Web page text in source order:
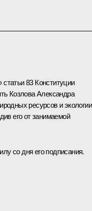
статьи 83 Конституции
Козлова Александра
ресурсов и экологии
его от занимаемой
со дня его подписания.